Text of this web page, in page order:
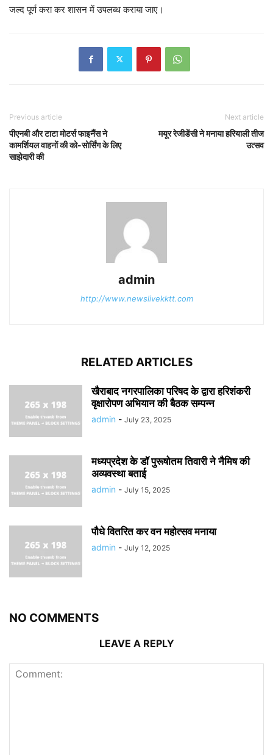
जल्द पूर्ण करा कर शासन में उपलब्ध कराया जाए।
Previous article
पीएनबी और टाटा मोटर्स फाइनैंस ने
कामर्शियल वाहनों की को-सोर्सिंग के लिए
साझेदारी की
Next article
मयूर रेजीडेंसी ने मनाया हरियाली तीज
उत्सव
admin
http://www.newslivekktt.com
RELATED ARTICLES
खैराबाद नगरपालिका परिषद के द्वारा हरिशंकरी
वृक्षारोपण अभियान की बैठक सम्पन्न
admin - July 23, 2025
मध्यप्रदेश के डॉ पुरूषोतम तिवारी ने नैमिष की
अव्यवस्था बताई
admin - July 15, 2025
पौधे वितरित कर वन महोत्सव मनाया
admin - July 12, 2025
NO COMMENTS
LEAVE A REPLY